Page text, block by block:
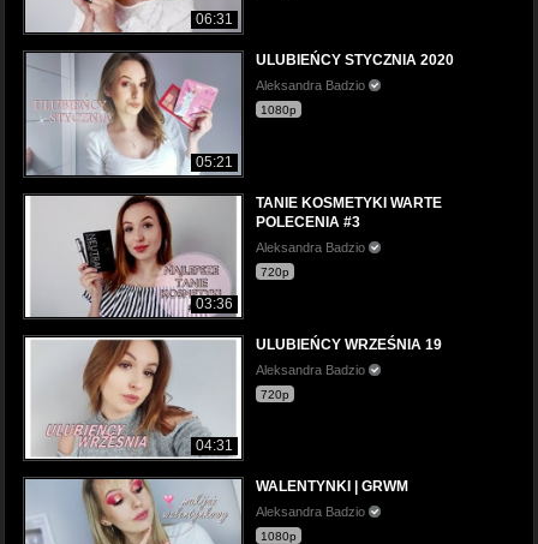
06:31
05:21
ULUBIEŃCY STYCZNIA 2020
Aleksandra Badzio
1080p
03:36
TANIE KOSMETYKI WARTE
POLECENIA #3
Aleksandra Badzio
720p
04:31
ULUBIEŃCY WRZEŚNIA 19
Aleksandra Badzio
720p
WALENTYNKI | GRWM
Aleksandra Badzio
1080p